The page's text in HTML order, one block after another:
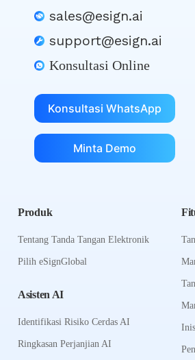
sales@esign.ai
support@esign.ai
Konsultasi Online
Konsultasi WhatsApp
Minta Demo
Produk
Tentang Tanda Tangan Elektronik
Pilih eSignGlobal
Asisten AI
Identifikasi Risiko Cerdas AI
Ringkasan Perjanjian AI